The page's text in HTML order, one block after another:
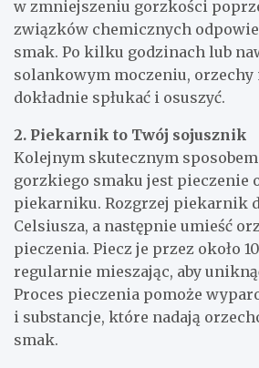
w zmniejszeniu gorzkości
związków chemicznych
smak. Po kilku godzinach lub
solankowym moczeniu, orzechy
dokładnie spłukać i osuszyć.
2. Piekarnik to Twój sojusznik
Kolejnym skutecznym
gorzkiego smaku jest pieczenie
piekarniku. Rozgrzej piekarnik
Celsiusza, a następnie umieść
pieczenia. Piecz je przez około
regularnie mieszając, aby
Proces pieczenia pomoże
i substancje, które nadają
smak.